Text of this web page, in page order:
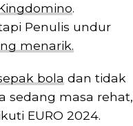
.
Penulis undur
menarik.
bola dan tidak
sedang masa rehat,
EURO 2024.